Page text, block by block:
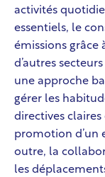
activités
essentiels, le
émissions grâce
d’autres
une approche
gérer les
directives
promotion d’un
outre, la
les